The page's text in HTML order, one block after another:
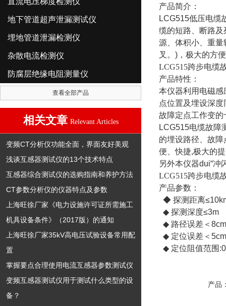
地下管道超声泄漏测试仪
埋地管道泄漏检测仪
杂散电流检测仪
防腐层绝缘电阻测量仪
查看全部产品
相关文章 Relevant Articles
变频CT分析仪功能全面，界面友好美观
浅谈互感器测试仪的13个技术特点
互感器综合测试仪的选购指南和养护方法
CT参数分析仪的仪器特点及参数
上海旺徐厂家《电力设施许可证所需施工
机具设备条件》（2017版）的通知
上海旺徐厂家35kV高电压试验设备常用配
置
掌握要点合理使用电流互感器参数测试仪
变频互感器测试仪用于测试什么类型的设
备？
产品简介：
LCG515低压电缆
缆的短路、断路
源、体积小、重
叉。)，极大的方
LCG515跨步电缆
产品特性：
本仪器利用电磁
点位置及埋设深
故障定点工作变
LCG515电缆故障
的埋设路径、故
便、快捷,极大的
另外本仪器dui“冲
LCG515跨步电缆
产品参数：
◆ 探测距离
◆ 探测深度≤3m
◆ 路径误差＜
◆ 定位误差＜
◆ 定位阻值范围
产品